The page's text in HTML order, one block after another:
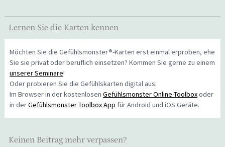
Lernen Sie die Karten kennen
Möchten Sie die Gefühlsmonster®-Karten erst einmal erproben, ehe
Sie sie privat oder beruflich einsetzen? Kommen Sie gerne zu einem
unserer Seminare!
Oder probieren Sie die Gefühlskarten digital aus:
Im Browser in der kostenlosen Gefühlsmonster Online-Toolboxoder
in derGefühlsmonster Toolbox App für Android und iOS Geräte.
Keinen Beitrag mehr verpassen?